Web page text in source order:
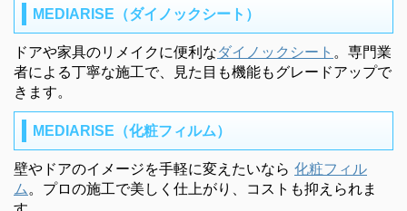
MEDIARISE（ダイノックシート）
ドアや家具のリメイクに便利なダイノックシート 。専門業
者による丁寧な施工で、見た目も機能もグレードアップで
きます。
MEDIARISE（化粧フィルム）
壁やドアのイメージを手軽に変えたいなら 化粧フィル
ム 。プロの施工で美しく仕上がり、コストも抑えられま